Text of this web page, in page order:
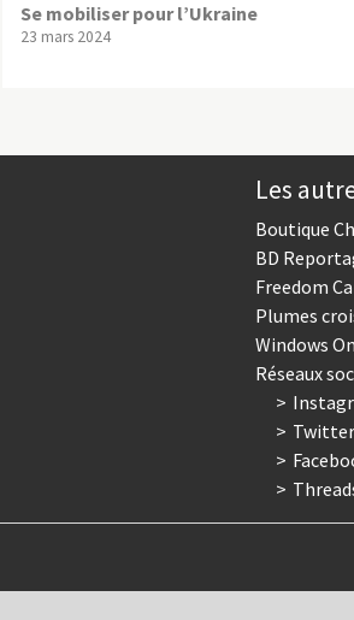
Se mobiliser pour l’Ukraine
23 mars 2024
Les
Boutique
BD
Freedom
Plumes
Windows
Réseaux
Twitter